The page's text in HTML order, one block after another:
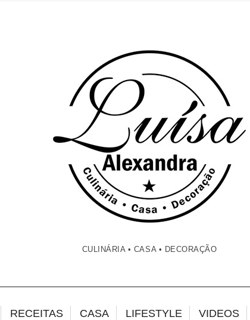
CULINÁRIA • CASA • DECORAÇÃO
RECEITAS CASA LIFESTYLE VIDEOS